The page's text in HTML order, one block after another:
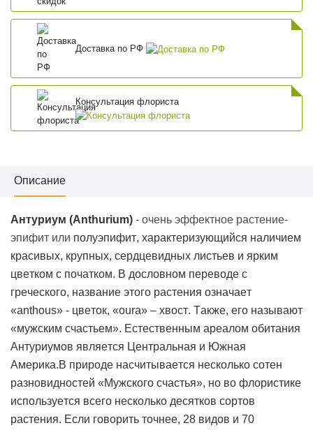
Доставка по РФ
Консультация флориста
Описание
Антуриум (Anthurium) - очень эффектное растение-
эпифит или полуэпифит, характеризующийся наличием
красивых, крупных, сердцевидных листьев и ярким
цветком с початком. В дословном переводе с
греческого, название этого растения означает
«anthous» - цветок, «oura» – хвост. Также, его называют
«мужским счастьем». Естественным ареалом обитания
Антуриумов является Центральная и Южная
Америка.В природе насчитывается несколько сотен
разновидностей «Мужского счастья», но во флористике
используется всего несколько десятков сортов
растения. Если говорить точнее, 28 видов и 70